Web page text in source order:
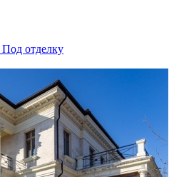
Под отделку